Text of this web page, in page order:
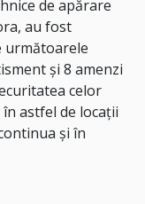
de apărare
au fost
următoarele
și 8 amenzi
celor
astfel de locații
și în